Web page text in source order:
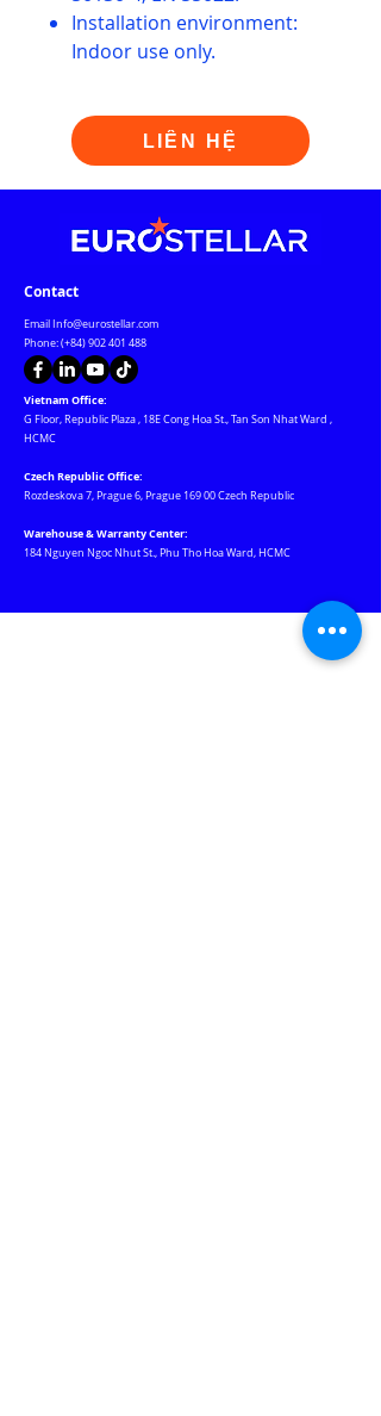
Installation environment:
Indoor use only.
LIÊN HỆ
Contact
EmailInfo@eurostellar.com
Phone: (+84)902 401 488
Vietnam Office:
G Floor, Republic Plaza, 18E Cong Hoa St., Tan Son Nhat Ward ,
HCMC
Czech Republic Office:
Rozdeskova 7, Prague 6, Prague 169 00 Czech Republic
Warehouse & Warranty Center:
184 Nguyen Ngoc Nhut St., Phu Tho Hoa Ward, HCMC